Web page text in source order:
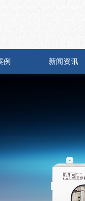
例 新闻资讯